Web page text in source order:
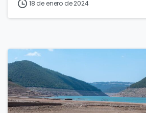
18 de enero de 2024